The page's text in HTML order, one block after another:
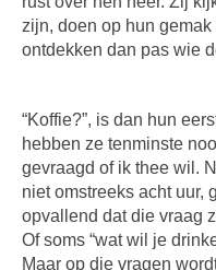
zijn, doen op hun
ontdekken dan pas wie
“Koffie?”, is dan hun
hebben ze tenminste
gevraagd of ik thee wil.
niet omstreeks acht uur,
opvallend dat die vraag
Of soms “wat wil je
Maar op die vragen